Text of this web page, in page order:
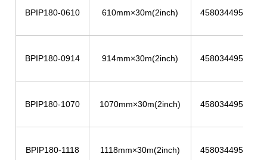
BPIP180-0610 610mm×30m(2inch) 4580344954574
BPIP180-0914 914mm×30m(2inch) 4580344954581
BPIP180-1070 1070mm×30m(2inch) 4580344954598
BPIP180-1118 1118mm×30m(2inch) 4580344954604